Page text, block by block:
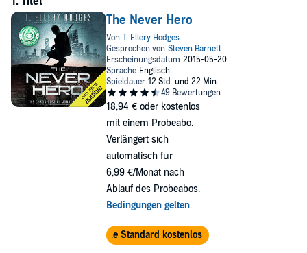
The Never Hero
18,94 € oder kostenlos
mit einem Probeabo.
Verlängert sich
automatisch für
6,99 €/Monat nach
Ablauf des Probeabos.
Bedingungen gelten.
Audible Standard kostenlos testen